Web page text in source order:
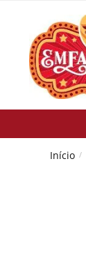
navigation
content
Início /